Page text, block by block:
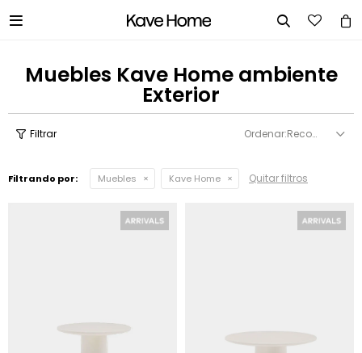
 
Muebles Kave Home ambiente
Exterior
Recomendados
Filtrando por: Muebles Kave Home Quitar filtros